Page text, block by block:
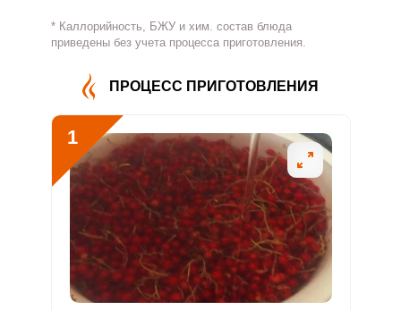
Витамин
31.9 мг 500 мг 0.3 2.1
Витамин
В5
Витамин
В6
0.6 мг 2 мг 1.6 9.7
Витамин
В9
16.4 мкг 400 мкг 0.2 1.4
Витамин
В12
0 3 мкг 0 0
* Каллорийность, БЖУ и хим. состав блюда
приведены без учета процесса приготовления.
ПРОЦЕСС ПРИГОТОВЛЕНИЯ
1